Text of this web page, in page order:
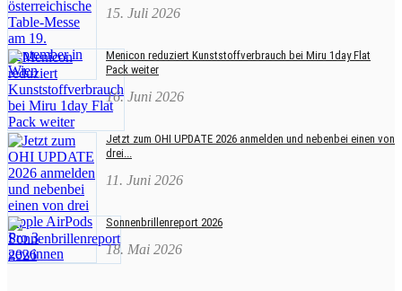
15. Juli 2026
Menicon reduziert Kunststoffverbrauch bei Miru 1day Flat
Pack weiter
16. Juni 2026
Jetzt zum OHI UPDATE 2026 anmelden und nebenbei einen von
drei...
11. Juni 2026
Sonnenbrillenreport 2026
18. Mai 2026